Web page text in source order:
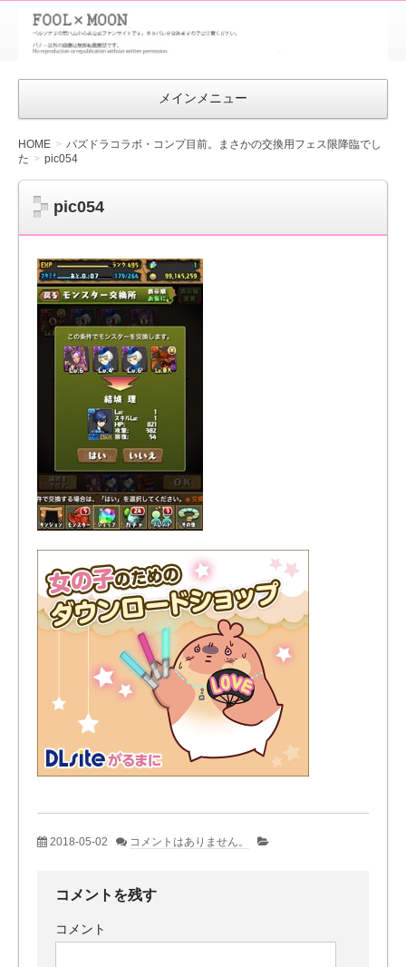
FOOL×MOON
｜ペルソナ
3 荒ハム中
メインメニュー
HOME
パズドラコラボ・コンプ目前。まさかの交換用フェス限降臨でし
た
pic054
pic054
2018-05-02 コメントはありません。
コメントを残す
コメント